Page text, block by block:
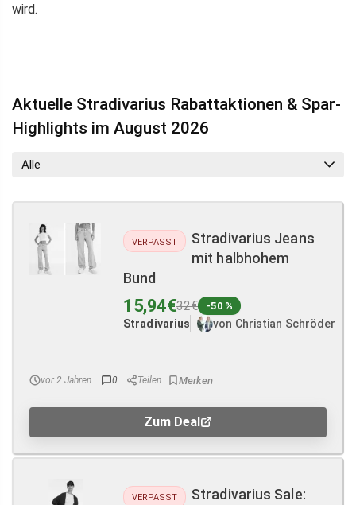
wird.
Aktuelle Stradivarius Rabattaktionen & Spar-
Highlights im August 2026
Alle
VERPASST
Stradivarius Jeans
mit halbhohem
Bund
15,94€32€ -50 %
Stradivarius von Christian Schröder
vor 2 Jahren 0 Teilen
Zum Deal
VERPASST
Stradivarius Sale: